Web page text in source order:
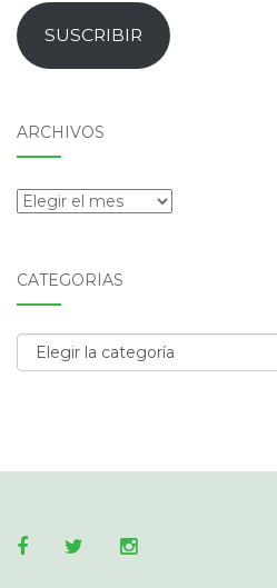
emailSUSCRIBIR
ARCHIVOS
Archivos
CATEGORÍAS
Categorías